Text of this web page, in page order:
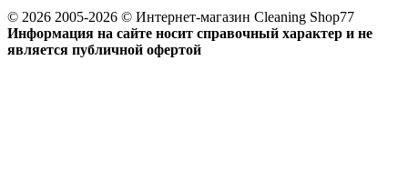
© 2026 2005-2026 © Интернет-магазин Cleaning Shop77
Информация на сайте носит справочный характер и не
является публичной офертой